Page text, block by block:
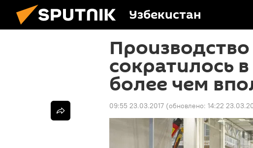
Узбекистан
сократилось
более чем
09:55 23.03.2017 (обновлено: 14:22